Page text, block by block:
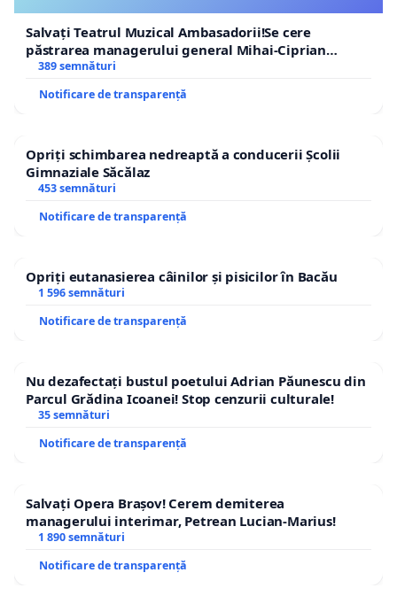
Salvați Teatrul Muzical Ambasadorii!Se cere
păstrarea managerului general Mihai-Ciprian
ROGOJAN
389 semnături
Notificare de transparență
Opriți schimbarea nedreaptă a conducerii Școlii
Gimnaziale Săcălaz
453 semnături
Notificare de transparență
Opriți eutanasierea câinilor și pisicilor în Bacău
1 596 semnături
Notificare de transparență
Nu dezafectați bustul poetului Adrian Păunescu din
Parcul Grădina Icoanei! Stop cenzurii culturale!
35 semnături
Notificare de transparență
Salvați Opera Brașov! Cerem demiterea
managerului interimar, Petrean Lucian-Marius!
1 890 semnături
Notificare de transparență